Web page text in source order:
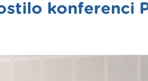
konferenci